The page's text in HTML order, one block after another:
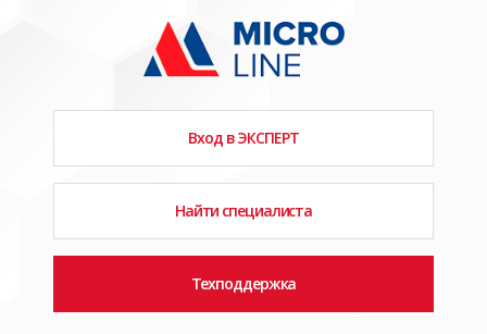
Вход в ЭКСПЕРТ
Найти специалиста
Техподдержка